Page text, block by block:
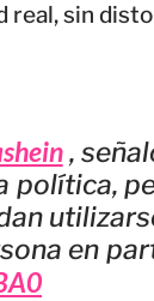
real, sin
,
política,
en